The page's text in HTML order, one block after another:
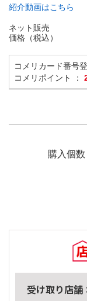
紹介動画はこちら
ネット販売
価格（税込）
コメリカード番号
コメリポイント ：
購入個数
受け取り店舗